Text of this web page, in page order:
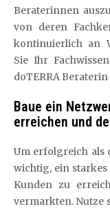
Beraterinnen
von deren
kontinuierlich an
Sie Ihr
doTERRA
Baue ein
erreichen und
Um erfolgreich als
wichtig, ein
Kunden zu
vermarkten. Nutze